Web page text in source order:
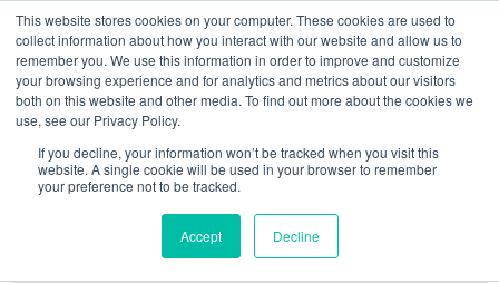
This website stores cookies on your computer. These cookies are used to
collect information about how you interact with our website and allow us to
remember you. We use this information in order to improve and customize
your browsing experience and for analytics and metrics about our visitors
both on this website and other media. To find out more about the cookies we
use, see our Privacy Policy.
If you decline, your information won’t be tracked when you visit this
website. A single cookie will be used in your browser to remember
your preference not to be tracked.
Accept Decline
Vai
contenuto
10/08/202607:37:05
LinkedinFacebook
X TelegramWhatsappMastodon
INIZIATIVE ASTORRI